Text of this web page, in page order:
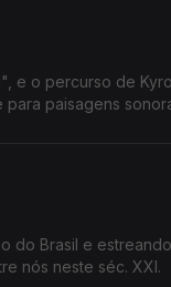
e o percurso de
paisagens
do Brasil e
nós neste séc. XXI.